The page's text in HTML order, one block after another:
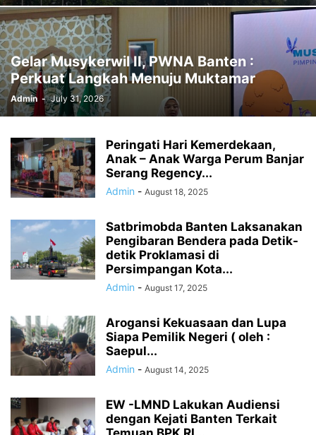
Gelar Musykerwil II, PWNA Banten :
Perkuat Langkah Menuju Muktamar
Admin - July 31, 2026
Peringati Hari Kemerdekaan,
Anak – Anak Warga Perum Banjar
Serang Regency...
Admin - August 18, 2025
Satbrimobda Banten Laksanakan
Pengibaran Bendera pada Detik-
detik Proklamasi di
Persimpangan Kota...
Admin - August 17, 2025
Arogansi Kekuasaan dan Lupa
Siapa Pemilik Negeri ( oleh :
Saepul...
Admin - August 14, 2025
EW -LMND Lakukan Audiensi
dengan Kejati Banten Terkait